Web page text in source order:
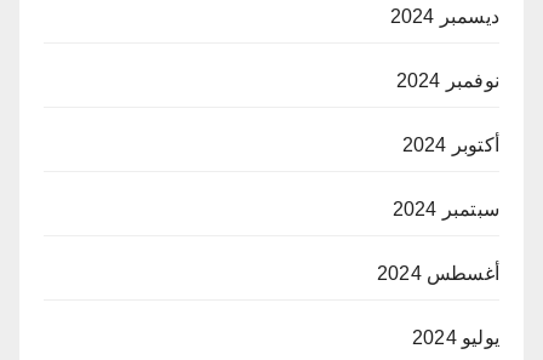
ديسمبر 2024
نوفمبر 2024
أكتوبر 2024
سبتمبر 2024
أغسطس 2024
يوليو 2024